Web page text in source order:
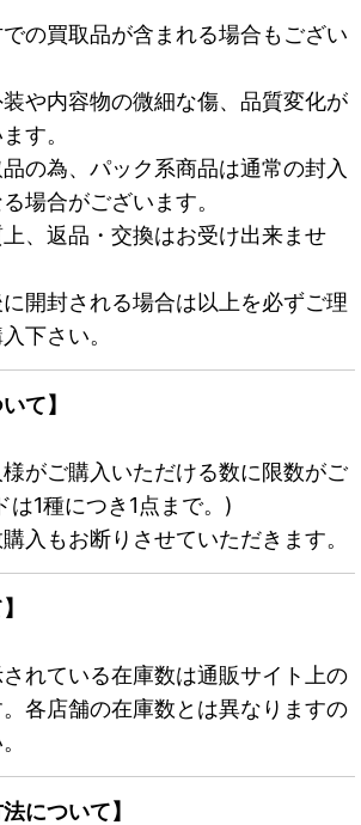
の買取品が含まれる場合もござい
や内容物の微細な傷、品質変化が
す。
の為、パック系商品は通常の封入
場合がございます。
、返品・交換はお受け出来ませ
開封される場合は以上を必ずご理
下さい。
て】
がご購入いただける数に限数がご
は1種につき1点まで。)
入もお断りさせていただきます。
れている在庫数は通販サイト上の
各店舗の在庫数とは異なりますの
について】